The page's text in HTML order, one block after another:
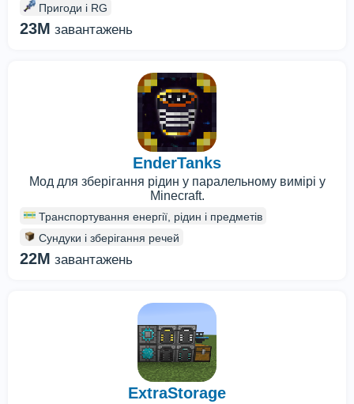
Пригоди і RG
23M завантажень
EnderTanks
Мод для зберігання рідин у паралельному вимірі у
Minecraft.
Транспортування енергії, рідин і предметів
Сундуки і зберігання речей
22M завантажень
ExtraStorage